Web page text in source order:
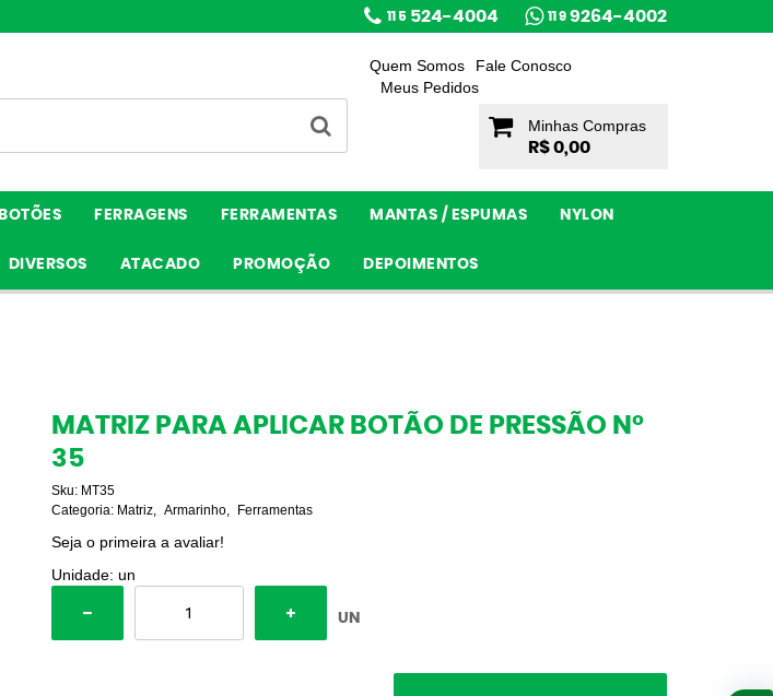
11 5 524-4004 11 9 9264-4002
Quem Somos
Fale Conosco
Meus Pedidos
Minhas Compras
R$ 0,00
BOTÕES FERRAGENS FERRAMENTAS MANTAS / ESPUMAS NYLON
DIVERSOS ATACADO PROMOÇÃO DEPOIMENTOS
MATRIZ PARA APLICAR BOTÃO DE PRESSÃO Nº
35
Sku: MT35
Categoria: Matriz Armarinho Ferramentas
Seja o primeira a avaliar!
Unidade: un
UN